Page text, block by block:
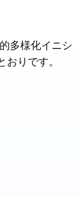
多様化イニシ
りです。